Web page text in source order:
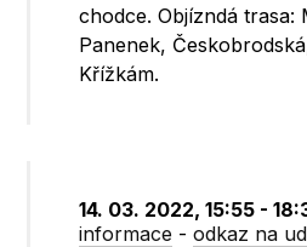
chodce. Objízndá trasa:
Panenek,
Křížkám.
14. 03. 2022, 15:55 -
informace -odkaz na